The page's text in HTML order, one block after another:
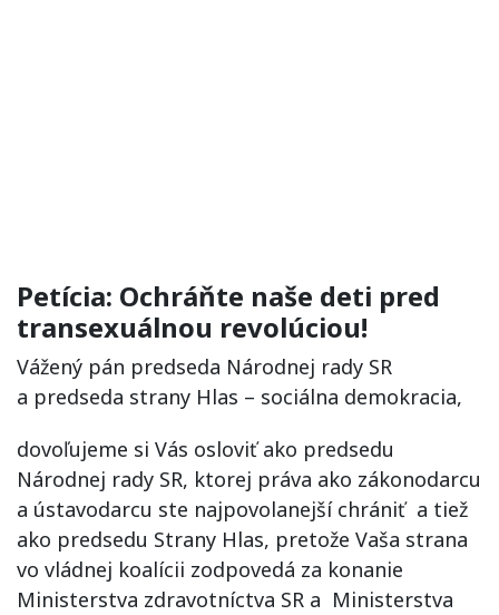
Petícia: Ochráňte naše deti pred
transexuálnou revolúciou!
Vážený pán predseda Národnej rady SR
a predseda strany Hlas – sociálna demokracia,
dovoľujeme si Vás osloviť ako predsedu
Národnej rady SR, ktorej práva ako zákonodarcu
a ústavodarcu ste najpovolanejší chrániť a tiež
ako predsedu Strany Hlas, pretože Vaša strana
vo vládnej koalícii zodpovedá za konanie
Ministerstva zdravotníctva SR a Ministerstva